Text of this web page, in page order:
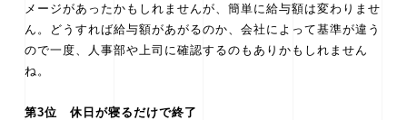
メージがあったかもしれませんが、簡単に給与額は変わりませ
ん。どうすれば給与額があがるのか、会社によって基準が違う
ので一度、人事部や上司に確認するのもありかもしれません
ね。
第3位 休日が寝るだけで終了